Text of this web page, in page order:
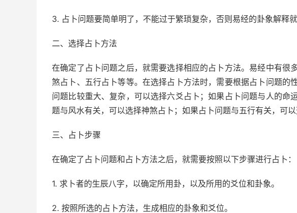
3. 占卜问题要简单明了，不能过于繁琐复杂，否则易经的卦象解释就
二、选择占卜方法
在确定了占卜问题之后，就需要选择相应的占卜方法。易经中有很
煞占卜、五行占卜等等。在选择占卜方法时，需要根据占卜问题的
问题比较重大、复杂，可以选择六爻占卜；如果占卜问题与人的命
题与风水有关，可以选择神煞占卜；如果占卜问题与五行有关，可以
三、占卜步骤
在确定了占卜问题和占卜方法之后，就需要按照以下步骤进行占卜：
1. 求卜者的生辰八字，以确定所用卦，以及所用的爻位和卦象。
2. 按照所选的占卜方法，生成相应的卦象和爻位。